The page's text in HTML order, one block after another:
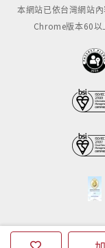
本網站已依台灣網站
Chrome版本60